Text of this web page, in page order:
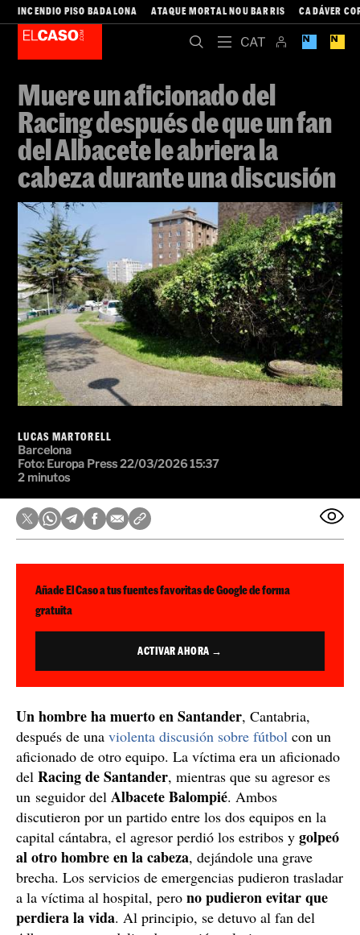
INCENDIO PISO BADALONA ATAQUE MORTAL NOU BARRIS CADÁVER
Muere un aficionado del
Racing después de que un fan
del Albacete le abriera la
cabeza durante una discusión
LUCAS MARTORELL
Barcelona
Foto: Europa Press22/03/2026 15:37
2 minutos
Añade El Caso a tus fuentes favoritas de Google de forma
gratuita
ACTIVAR AHORA →
Un hombre ha muerto en Santander, Cantabria,
después de una violenta discusión sobre fútbol con un
aficionado de otro equipo. La víctima era un aficionado
del Racing de Santander, mientras que su agresor es
un seguidor del Albacete Balompié. Ambos
discutieron por un partido entre los dos equipos en la
capital cántabra, el agresor perdió los estribos y golpeó
al otro hombre en la cabeza, dejándole una grave
brecha. Los servicios de emergencias pudieron trasladar
a la víctima al hospital, pero no pudieron evitar que
perdiera la vida. Al principio, se detuvo al fan del